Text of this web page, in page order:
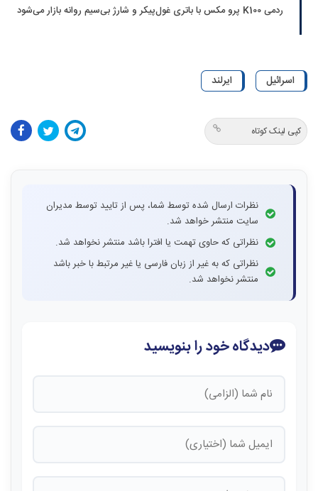
ردمی K100 پرو مکس با باتری غول‌پیکر و شارژ بی‌سیم روانه بازار می‌شود
اسرائیل ایرلند
کپی لینک کوتاه
نظرات ارسال شده توسط شما، پس از تایید توسط مدیران
سایت منتشر خواهد شد.
نظراتی که حاوی تهمت یا افترا باشد منتشر نخواهد شد.
نظراتی که به غیر از زبان فارسی یا غیر مرتبط با خبر باشد
منتشر نخواهد شد.
دیدگاه خود را بنویسید